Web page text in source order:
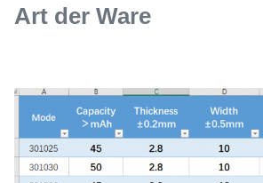
Art der Ware